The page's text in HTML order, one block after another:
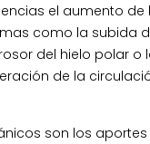
el aumento
como la subida
del hielo polar
de la
son los